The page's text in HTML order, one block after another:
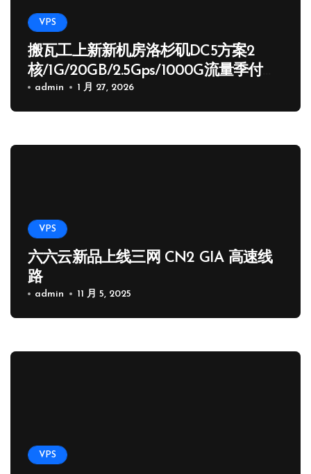
VPS
搬瓦工上新新机房洛杉矶DC5方案2
核/1G/20GB/2.5Gps/1000G流量季付
65.89 USD
admin 1 月 27, 2026
VPS
六六云新品上线三网 CN2 GIA 高速线
路
admin 11 月 5, 2025
VPS